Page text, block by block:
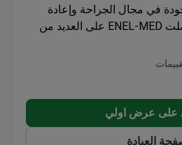
في مجال الجراحة وإعادة
التأهيل بعد الجراحة. حصلت ENEL-MED على العديد من
إلخ.
على عرض اولي
العيادة